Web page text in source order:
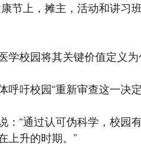
节上，摊主，活动和讲习
学校园将其关键价值定义为
呼吁校园“重新审查这一决
：“通过认可伪科学，校园
上升的时期。”